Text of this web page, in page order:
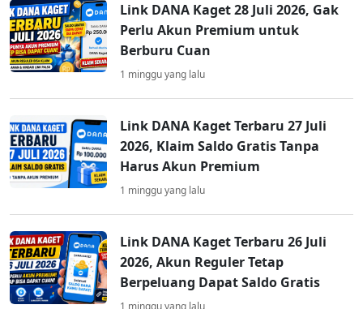
Link DANA Kaget 28 Juli 2026, Gak
Perlu Akun Premium untuk
Berburu Cuan
1 minggu yang lalu
Link DANA Kaget Terbaru 27 Juli
2026, Klaim Saldo Gratis Tanpa
Harus Akun Premium
1 minggu yang lalu
Link DANA Kaget Terbaru 26 Juli
2026, Akun Reguler Tetap
Berpeluang Dapat Saldo Gratis